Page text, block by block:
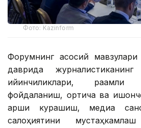
Фото: Kazinform
Форумнинг асосий мавзулари
даврида
қийинчиликлари, рақамли
фойдаланиш, ортиқча ва
қарши курашиш, медиа
салоҳиятини